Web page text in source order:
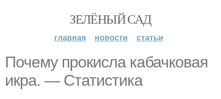
ЗЕЛЁНЫЙ САД
главная новости статьи
Почему прокисла кабачковая
икра. — Статистика